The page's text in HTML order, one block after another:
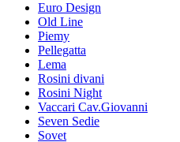
Euro Design
Old Line
Piemy
Pellegatta
Lema
Rosini divani
Rosini Night
Vaccari Cav.Giovanni
Seven Sedie
Sovet